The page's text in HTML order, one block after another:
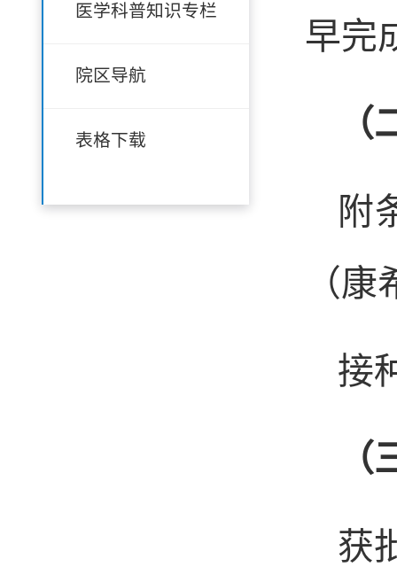
医学科普知识专栏
院区导航
表格下载
早完
附
（
接
获